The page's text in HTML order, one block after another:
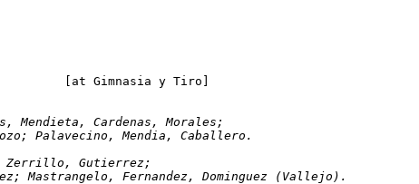
Central Norte (Salta)	1-0	Atlanta			[at Gimnasia y Tiro]
Cortes, Mendieta, Cardenas, Morales;
Palavecino, Mendia, Caballero.
Zerrillo, Gutierrez;
Mastrangelo, Fernandez, Dominguez (Vallejo).